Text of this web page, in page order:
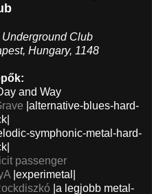
Club
Hungary, 1148
and Way
|alternative-blues-hard-
symphonic-metal-hard-
passenger
|experimetal|
|a legjobb metal-